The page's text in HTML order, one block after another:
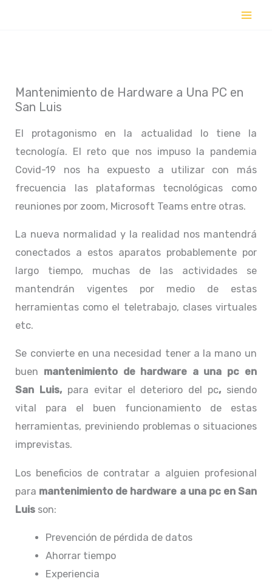
Mantenimiento de Hardware a Una PC en
San Luis
El protagonismo en la actualidad lo tiene la
tecnología. El reto que nos impuso la pandemia
Covid-19 nos ha expuesto a utilizar con más
frecuencia las plataformas tecnológicas como
reuniones por zoom, Microsoft Teams entre otras.
La nueva normalidad y la realidad nos mantendrá
conectados a estos aparatos probablemente por
largo tiempo, muchas de las actividades se
mantendrán vigentes por medio de estas
herramientas como el teletrabajo, clases virtuales
etc.
Se convierte en una necesidad tener a la mano un
buen mantenimiento de hardware a una pc en
San Luis, para evitar el deterioro del pc, siendo
vital para el buen funcionamiento de estas
herramientas, previniendo problemas o situaciones
imprevistas.
Los beneficios de contratar a alguien profesional
para mantenimiento de hardware a una pcen San
Luis son:
Prevención de pérdida de datos
Ahorrar tiempo
Experiencia